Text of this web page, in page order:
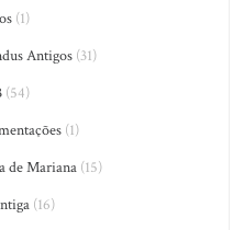
(1)
Antigos (31)
(54)
(1)
de Mariana(15)
(16)